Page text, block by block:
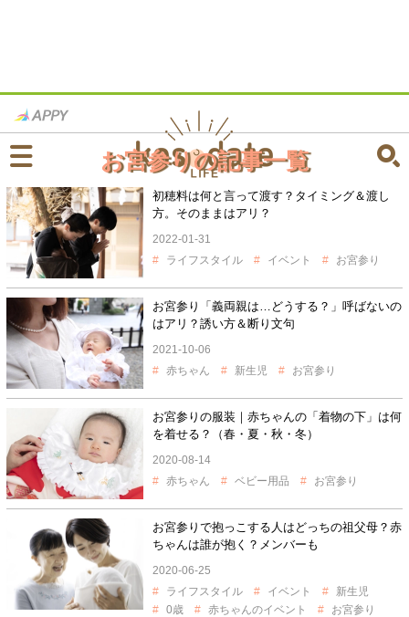
お宮参りの記事一覧
初穂料は何と言って渡す？タイミング＆渡し
方。そのままはアリ？
2022-01-31
ライフスタイル
イベント お宮参り
お宮参り「義両親は…どうする？」呼ばないの
はアリ？誘い方＆断り文句
2021-10-06
赤ちゃん
新生児 お宮参り
お宮参りの服装｜赤ちゃんの「着物の下」は何
を着せる？（春・夏・秋・冬）
2020-08-14
赤ちゃん
ベビー用品 お宮参り
お宮参りで抱っこする人はどっちの祖父母？赤
ちゃんは誰が抱く？メンバーも
2020-06-25
ライフスタイル
イベント
新生児
0歳
赤ちゃんのイベント お宮参り